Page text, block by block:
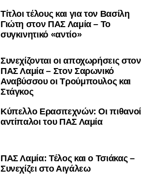
Τίτλοι τέλους και για τον Βασίλη
Γιώτη στον ΠΑΣ Λαμία – Το
συγκινητικό «αντίο»
Συνεχίζονται οι αποχωρήσεις στον
ΠΑΣ Λαμία – Στον Σαρωνικό
Αναβύσσου οι Τρούμπουλος και
Στάγκος
Κύπελλο Ερασιτεχνών: Οι πιθανοί
αντίπαλοι του ΠΑΣ Λαμία
ΠΑΣ Λαμία: Τέλος και ο Τσιάκας –
Συνεχίζει στο Αιγάλεω